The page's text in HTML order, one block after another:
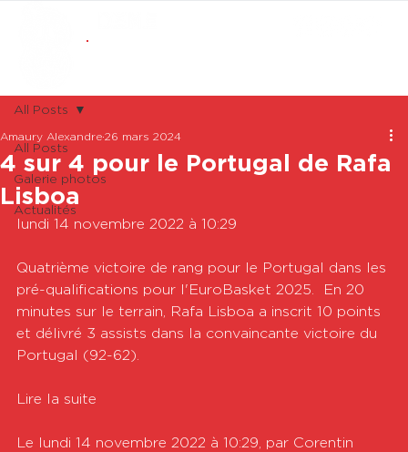
All Posts
Galerie photos
Actualités
All Posts
4 sur 4 pour le Portugal de Rafa
Lisboa
Amaury Alexandre 26 mars 2024
lundi 14 novembre 2022 à 10:29
Quatrième victoire de rang pour le Portugal dans les
pré-qualifications pour l'EuroBasket 2025.  En 20
minutes sur le terrain, Rafa Lisboa a inscrit 10 points
et délivré 3 assists dans la convaincante victoire du
Portugal (92-62).
Lire la suite
Le lundi 14 novembre 2022 à 10:29, par Corentin